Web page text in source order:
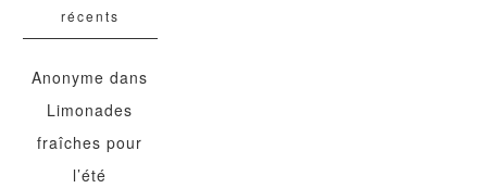
récents
Anonyme dans
Limonades
fraîches pour
l’été